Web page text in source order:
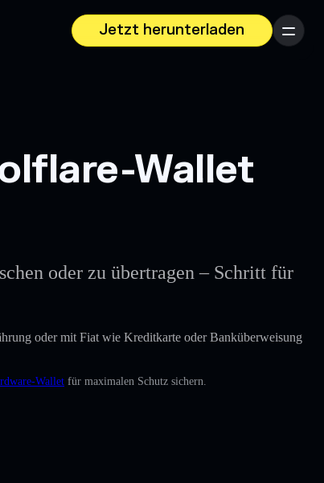
Jetzt herunterladen
Menü
Wallet
oder zu übertragen – Schritt für
oder mit Fiat wie Kreditkarte oder Banküberweisung
Wallet für maximalen Schutz sichern.